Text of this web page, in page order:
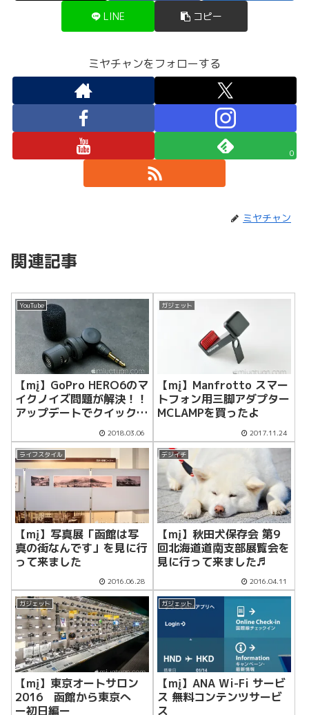
LINE コピー
ミヤチャンをフォローする
0
ミヤチャン
関連記事
YouTube
【mį】GoPro HERO6のマ
イクノイズ問題が解決！！
アップデートでクイックキ
ャプチャーで音声も同時に
撮れるようになったぞ！！
2018.03.06
ガジェット
【mį】Manfrotto スマー
トフォン用三脚アダプター
MCLAMPを買ったよ
2017.11.24
ライフスタイル
【mį】写真展「函館は写
真の街なんです」を見に行
って来ました
2016.06.28
デジイチ
【mį】秋田犬保存会 第9
回北海道道南支部展覧会を
見に行って来ました♬
2016.04.11
ガジェット
【mį】東京オートサロン
2016 函館から東京へ
ー初日編ー
ガジェット
【mį】ANA Wi-Fi サービ
ス 無料コンテンツサービ
ス